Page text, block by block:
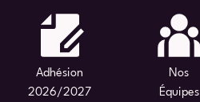
Adhésion
2026/2027
Nos
Équipes